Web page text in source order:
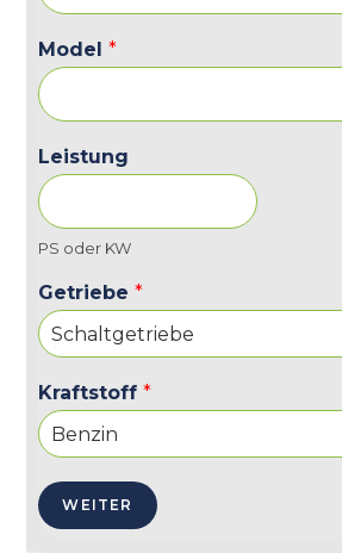
Model*
Leistung
PS oder KW
Getriebe*
Kraftstoff*
WEITER